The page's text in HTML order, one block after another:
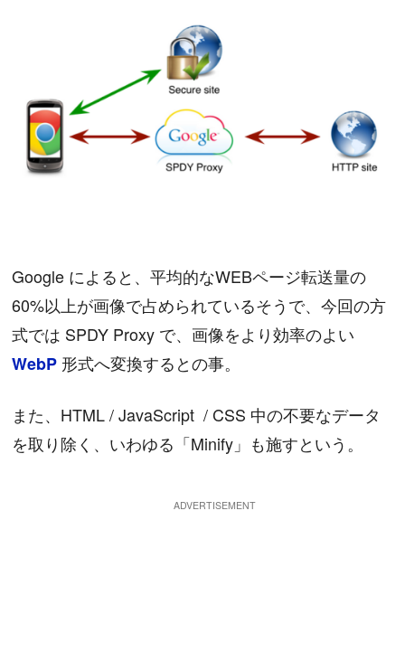
Google によると、平均的なWEBページ転送量の
60%以上が画像で占められているそうで、今回の方
式では SPDY Proxy で、画像をより効率のよい
WebP 形式へ変換するとの事。
また、HTML / JavaScript / CSS 中の不要なデータ
を取り除く、いわゆる「Minify」も施すという。